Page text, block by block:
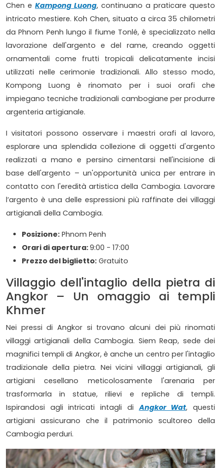
Chen e Kampong Luong, continuano a praticare questo
intricato mestiere. Koh Chen, situato a circa 35 chilometri
da Phnom Penh lungo il fiume Tonlé, è specializzato nella
lavorazione dell'argento e del rame, creando oggetti
ornamentali come frutti tropicali delicatamente incisi
utilizzati nelle cerimonie tradizionali. Allo stesso modo,
Kompong Luong è rinomato per i suoi orafi che
impiegano tecniche tradizionali cambogiane per produrre
argenteria artigianale.
I visitatori possono osservare i maestri orafi al lavoro,
esplorare una splendida collezione di oggetti d'argento
realizzati a mano e persino cimentarsi nell'incisione di
base dell'argento – un'opportunità unica per entrare in
contatto con l'eredità artistica della Cambogia. Lavorare
l’argento è una delle espressioni più raffinate dei villaggi
artigianali della Cambogia.
Posizione: Phnom Penh
Orari di apertura:9:00 - 17:00
Prezzo del biglietto: Gratuito
Villaggio dell'intaglio della pietra di
Angkor – Un omaggio ai templi
Khmer
Nei pressi di Angkor si trovano alcuni dei più rinomati
villaggi artigianali della Cambogia. Siem Reap, sede dei
magnifici templi di Angkor, è anche un centro per l'intaglio
tradizionale della pietra. Nei vicini villaggi artigianali, gli
artigiani cesellano meticolosamente l'arenaria per
trasformarla in statue, rilievi e repliche di templi.
Ispirandosi agli intricati intagli diAngkor Wat, questi
artigiani assicurano che il patrimonio scultoreo della
Cambogia perduri.